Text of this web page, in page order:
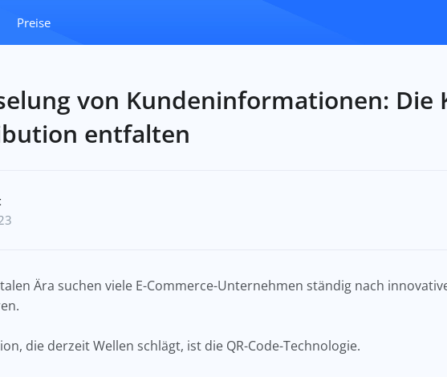
Preise
von Kundeninformationen: Die
entfalten
Ära suchen viele E-Commerce-Unternehmen ständig nach
die derzeit Wellen schlägt, ist die QR-Code-Technologie.